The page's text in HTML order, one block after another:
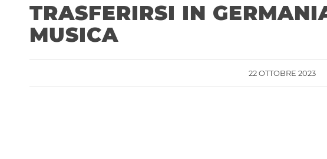
TRASFERIRSI IN
MUSICA
22 OTTOBRE 2023